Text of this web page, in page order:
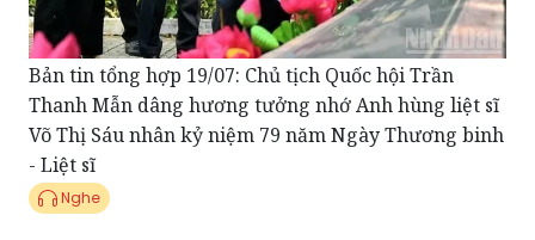
Bản tin tổng hợp 19/07: Chủ tịch Quốc hội Trần
Thanh Mẫn dâng hương tưởng nhớ Anh hùng liệt sĩ
Võ Thị Sáu nhân kỷ niệm 79 năm Ngày Thương binh
- Liệt sĩ
Nghe